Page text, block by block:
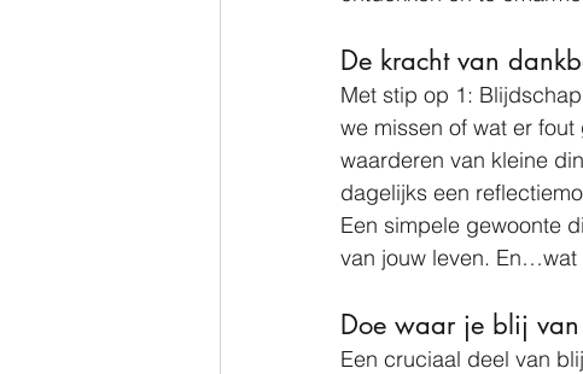
De kracht van
Met stip op 1:
we missen of wat er
waarderen van kleine
dagelijks een
Een simpele gewoonte
van jouw leven.
Doe waar je blij
Een cruciaal deel van